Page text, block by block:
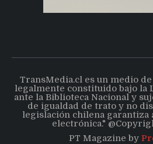
TransMedia.cl es un medio
legalmente constituido bajo la
ante la Biblioteca Nacional y
de igualdad de trato y no
legislación chilena garantiza
electrónica."
PT Magazine by